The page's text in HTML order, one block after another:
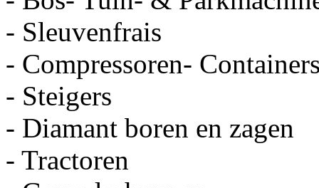
- Sleuvenfrais
- Compressoren-
- Steigers
- Diamant boren en zagen
- Tractoren